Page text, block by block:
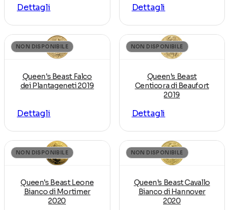
Dettagli Dettagli
NON DISPONIBILE
Queen's Beast Falco
dei Plantageneti 2019
Dettagli
NON DISPONIBILE
Queen's Beast
Centicora di Beaufort
2019
Dettagli
NON DISPONIBILE
Queen's Beast Leone
Bianco di Mortimer
2020
NON DISPONIBILE
Queen's Beast Cavallo
Bianco di Hannover
2020